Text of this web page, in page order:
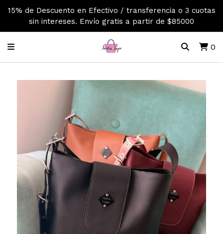
15% de Descuento en Efectivo / transferencia o 3 cuotas
sin intereses. Envío gratis a partir de $85000
0